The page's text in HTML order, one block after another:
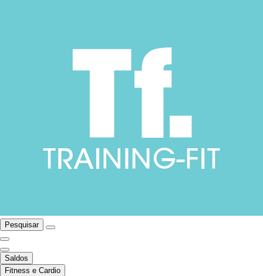
Pesquisar
Saldos
Fitness e Cardio